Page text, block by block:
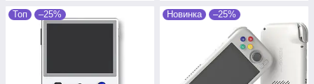
Топ –25% Новинка –25%